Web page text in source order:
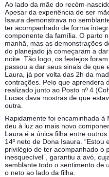
Ao lado da mãe do recém-
Apesar da experiência de ser
Isaura demonstrava no
ter acompanhado de forma
componente da família. O parto
manhã, mas as demonstrações
do planejado já começaram a
noite. Tão logo, os festejos
passou a dar seus sinais de que
Laura, já por volta das 2h da
contrações. Pelo que aprendera
realizado junto ao Posto nº 4
Lucas dava mostras de que
outra.
Rapidamente foi encaminhada à
deu à luz ao mais novo
Laura é a única filha entre
14º neto de Dona Isaura.
privilégio de ter acompanhado o
inesquecível”, garantiu a avó,
semblante todo o sentimento de
o neto ao lado da filha.